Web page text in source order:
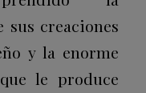
creaciones
y la enorme
le produce